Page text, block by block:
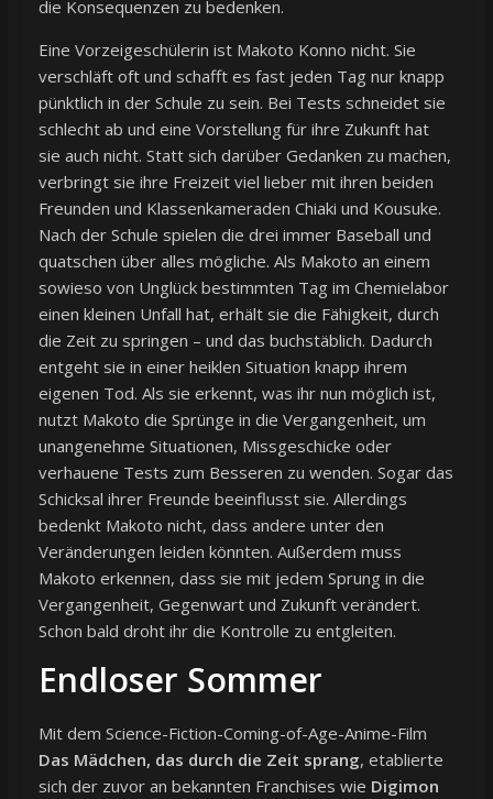
die Konsequenzen zu bedenken.
Eine Vorzeigeschülerin ist Makoto Konno nicht. Sie
verschläft oft und schafft es fast jeden Tag nur knapp
pünktlich in der Schule zu sein. Bei Tests schneidet sie
schlecht ab und eine Vorstellung für ihre Zukunft hat
sie auch nicht. Statt sich darüber Gedanken zu machen,
verbringt sie ihre Freizeit viel lieber mit ihren beiden
Freunden und Klassenkameraden Chiaki und Kousuke.
Nach der Schule spielen die drei immer Baseball und
quatschen über alles mögliche. Als Makoto an einem
sowieso von Unglück bestimmten Tag im Chemielabor
einen kleinen Unfall hat, erhält sie die Fähigkeit, durch
die Zeit zu springen – und das buchstäblich. Dadurch
entgeht sie in einer heiklen Situation knapp ihrem
eigenen Tod. Als sie erkennt, was ihr nun möglich ist,
nutzt Makoto die Sprünge in die Vergangenheit, um
unangenehme Situationen, Missgeschicke oder
verhauene Tests zum Besseren zu wenden. Sogar das
Schicksal ihrer Freunde beeinflusst sie. Allerdings
bedenkt Makoto nicht, dass andere unter den
Veränderungen leiden könnten. Außerdem muss
Makoto erkennen, dass sie mit jedem Sprung in die
Vergangenheit, Gegenwart und Zukunft verändert.
Schon bald droht ihr die Kontrolle zu entgleiten.
Endloser Sommer
Mit dem Science-Fiction-Coming-of-Age-Anime-Film
Das Mädchen, das durch die Zeit sprang, etablierte
sich der zuvor an bekannten Franchises wie Digimon